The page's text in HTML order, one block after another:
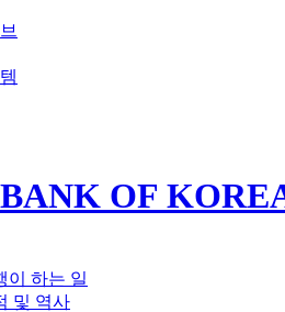
OF
이 하는 일
및 역사